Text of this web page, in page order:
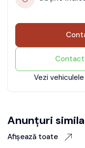
Vezi
Anunțuri
Afișează toate